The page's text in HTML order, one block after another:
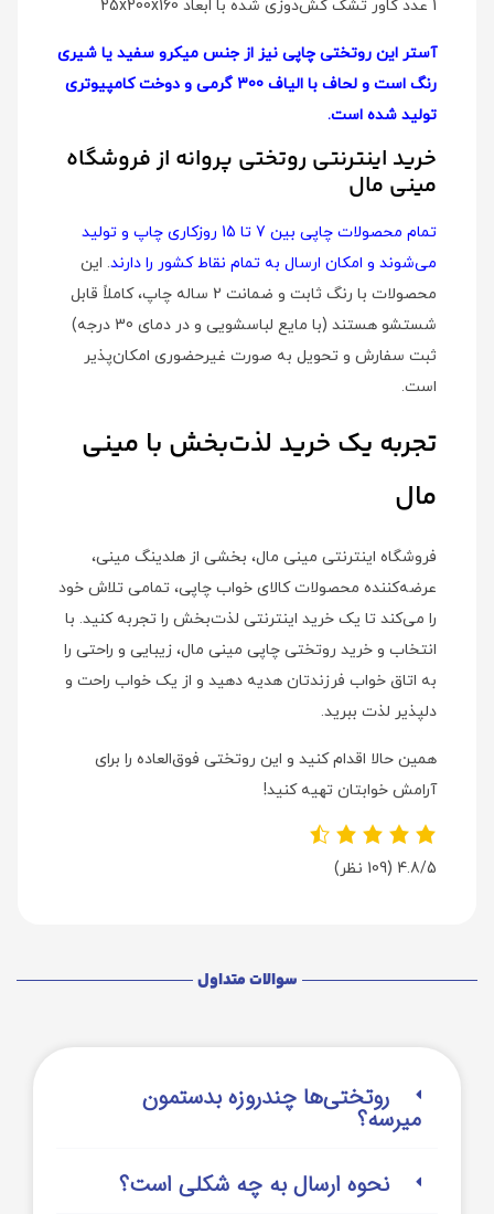
1 عدد کاور تشک کش‌دوزی شده با ابعاد 25x200x160
آستر این روتختی چاپی نیز از جنس میکرو سفید یا شیری
رنگ است و لحاف با الیاف 300 گرمی و دوخت کامپیوتری
تولید شده است.
خرید اینترنتی روتختی پروانه از فروشگاه
مینی مال
تمام محصولات چاپی بین 7 تا 15 روزکاری چاپ و تولید
می‌شوند و امکان ارسال به تمام نقاط کشور را دارند. این
محصولات با رنگ ثابت و ضمانت 2 ساله چاپ، کاملاً قابل
شستشو هستند (با مایع لباسشویی و در دمای 30 درجه)
ثبت سفارش و تحویل به صورت غیرحضوری امکان‌پذیر
است.
تجربه یک خرید لذت‌بخش با مینی
مال
فروشگاه اینترنتی مینی مال، بخشی از هلدینگ مینی،
عرضه‌کننده محصولات کالای خواب چاپی، تمامی تلاش خود
را می‌کند تا یک خرید اینترنتی لذت‌بخش را تجربه کنید. با
انتخاب و خرید روتختی چاپی مینی مال، زیبایی و راحتی را
به اتاق خواب فرزندتان هدیه دهید و از یک خواب راحت و
دلپذیر لذت ببرید.
همین حالا اقدام کنید و این روتختی فوق‌العاده را برای
آرامش خوابتان تهیه کنید!
4.8/5 (109 نظر)
سوالات متداول
روتختی‌‌ها چندروزه بدستمون
میرسه؟
نحوه ارسال به چه شکلی است؟